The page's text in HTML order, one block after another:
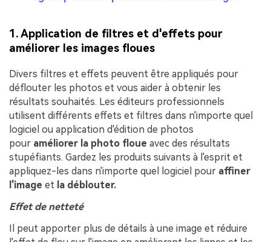
1. Application de filtres et d'effets pour
améliorer les images floues
Divers filtres et effets peuvent être appliqués pour
déflouter les photos et vous aider à obtenir les
résultats souhaités. Les éditeurs professionnels
utilisent différents effets et filtres dans n'importe quel
logiciel ou application d'édition de photos
pour améliorer la photo floue avec des résultats
stupéfiants. Gardez les produits suivants à l'esprit et
appliquez-les dans n'importe quel logiciel pour affiner
l'image et la déblouter.
Effet de netteté
Il peut apporter plus de détails à une image et réduire